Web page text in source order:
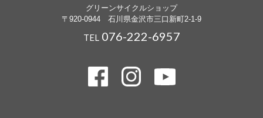
グリーンサイクルショップ
〒920-0944 石川県金沢市三口新町2-1-9
TEL076-222-6957